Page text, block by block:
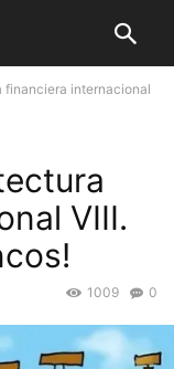
financiera internacional
VIII.
0
1009